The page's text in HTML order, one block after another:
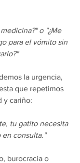
o "¿Me
para el vómito sin
la urgencia,
que repetimos
y cariño:
tu gatito necesita
en consulta."
burocracia o